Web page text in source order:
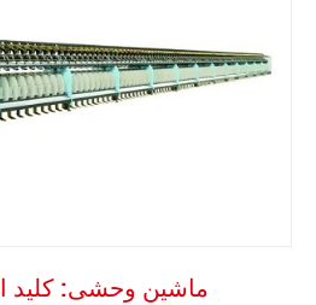
ماشین وحشی: کلید